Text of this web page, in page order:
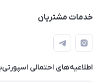
کانال آپارات
خدمات مشتریان
درخواست پشتیبانی جدید
مشاهده لیست تیکت‌ها
لیست کد رهگیری پستی
اطلاعیه‌های احتمالی